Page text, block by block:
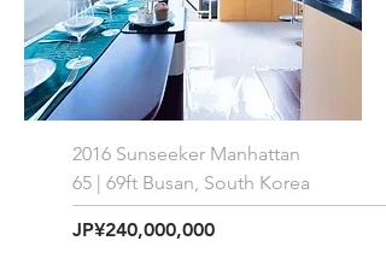
2016 Sunseeker Manhattan
65 | 69ft Busan, South Korea
価格
JP¥240,000,000